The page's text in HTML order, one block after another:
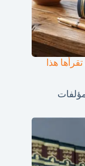
هذا